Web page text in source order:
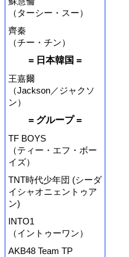
（ターシー・スー）
齊秦
（チー・チン）
= 日本韓国 =
王嘉爾
（Jackson／ジャクソ
ン）
= グループ =
TF BOYS
（ティー・エフ・ボー
イズ）
TNT時代少年団 (シーダ
イシャオニェントゥア
ン)
INTO1
（イントゥーワン）
AKB48 Team TP